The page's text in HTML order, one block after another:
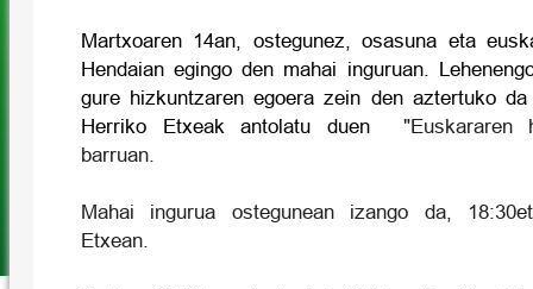
Martxoaren 14an, ostegunez, osasuna eta
Hendaian egingo den mahai inguruan.
gure hizkuntzaren egoera zein den aztertuko da
Herriko Etxeak antolatu duen "Euskararen
barruan.
Mahai ingurua ostegunean izango da,
Etxean.